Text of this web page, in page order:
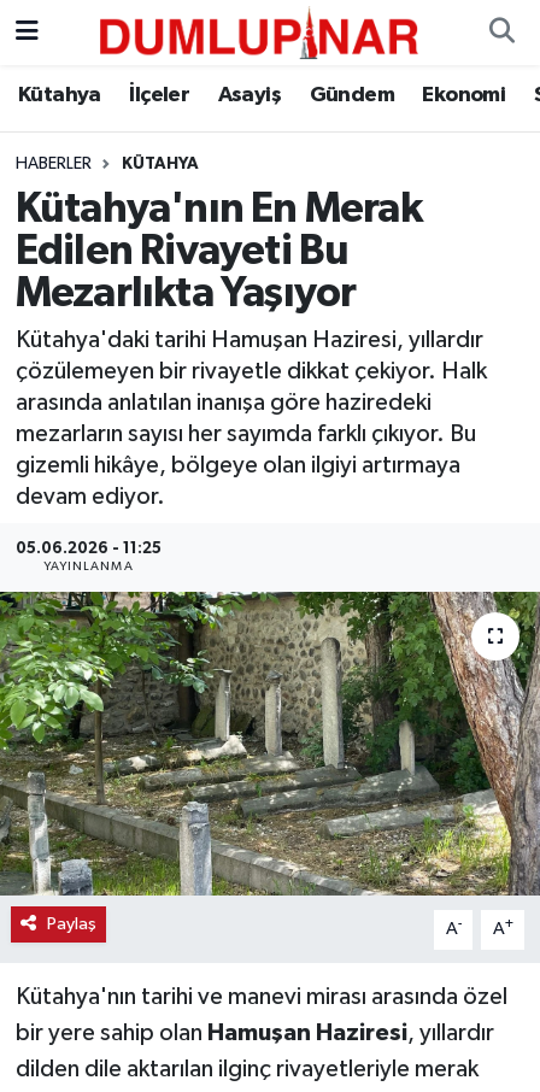
Kütahya İlçeler Asayiş Gündem Ekonomi
HABERLER KÜTAHYA
Kütahya'nın En Merak
Edilen Rivayeti Bu
Mezarlıkta Yaşıyor
Kütahya'daki tarihi Hamuşan Haziresi, yıllardır
çözülemeyen bir rivayetle dikkat çekiyor. Halk
arasında anlatılan inanışa göre haziredeki
mezarların sayısı her sayımda farklı çıkıyor. Bu
gizemli hikâye, bölgeye olan ilgiyi artırmaya
devam ediyor.
05.06.2026 - 11:25
YAYINLANMA
Paylaş A- A+
Kütahya'nın tarihi ve manevi mirası arasında özel
bir yere sahip olan Hamuşan Haziresi, yıllardır
dilden dile aktarılan ilginç rivayetleriyle merak
Asayiş
Diğer
Dünya
Ekonomi
Eleman
Emlak
Haber İlanlar
Kültür-Sanat
Magazin
Resmi İlanlar
Sağlık
Siyaset
Spor
Kütahya Hava Durumu
Kütahya Trafik Yoğunluk Haritası
Süper Lig Puan Durumu ve Fikstür
Tüm Manşetler
Son Dakika Haberleri
Haber Arşivi